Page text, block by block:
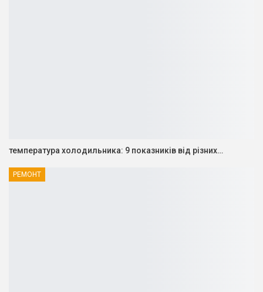
температура холодильника: 9 показників від різних…
РЕМОНТ